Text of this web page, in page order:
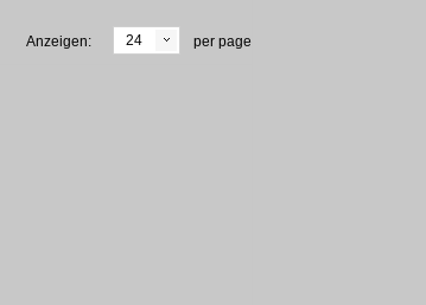
Anzeigen: 24 per page